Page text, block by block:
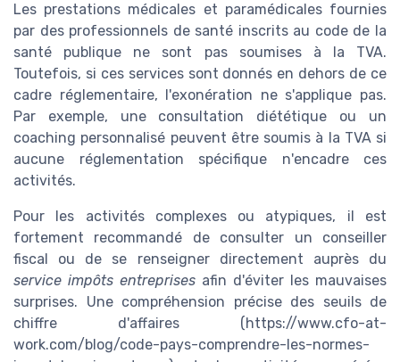
Les prestations médicales et paramédicales fournies
par des professionnels de santé inscrits au code de la
santé publique ne sont pas soumises à la TVA.
Toutefois, si ces services sont donnés en dehors de ce
cadre réglementaire, l'exonération ne s'applique pas.
Par exemple, une consultation diététique ou un
coaching personnalisé peuvent être soumis à la TVA si
aucune réglementation spécifique n'encadre ces
activités.
Pour les activités complexes ou atypiques, il est
fortement recommandé de consulter un conseiller
fiscal ou de se renseigner directement auprès du
service impôts entreprises afin d'éviter les mauvaises
surprises. Une compréhension précise des seuils de
chiffre d'affaires (https://www.cfo-at-
work.com/blog/code-pays-comprendre-les-normes-